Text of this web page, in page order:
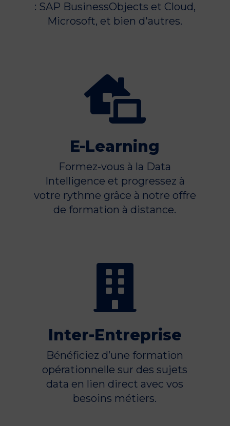
: SAP BusinessObjects et Cloud,
Microsoft, et bien d'autres.

E-Learning
Formez-vous à la Data
Intelligence et progressez à
votre rythme grâce à notre offre
de formation à distance.

Inter-Entreprise
Bénéficiez d’une formation
opérationnelle sur des sujets
data en lien direct avec vos
besoins métiers.